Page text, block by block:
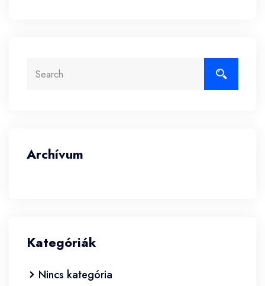
Archívum
Kategóriák
Nincs kategória